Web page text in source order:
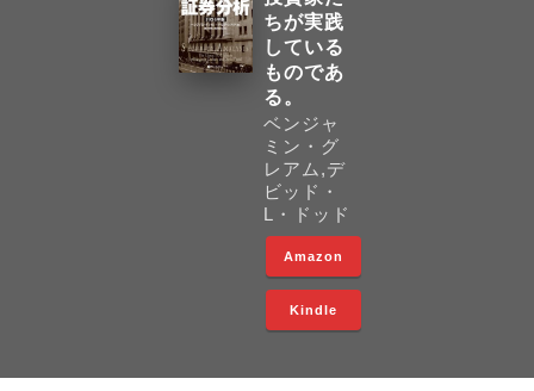
ちが実践
している
ものであ
る。
ベンジャ
ミン・グ
レアム,デ
ビッド・
L・ドッド
Amazon
Kindle